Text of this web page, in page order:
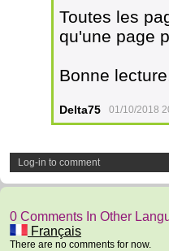
Toutes les
qu'une page
Bonne
Delta75 01/10/2018
Log-in to comment
0 Comments In Other
Français
There are no comments for now.